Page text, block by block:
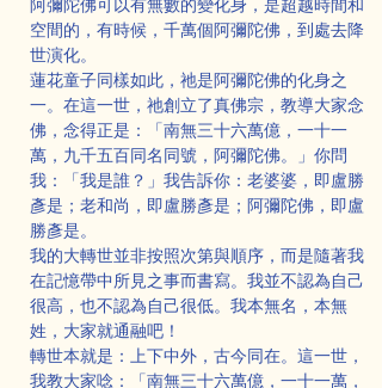
阿彌陀佛可以有無數的變化身，是超越時間和
空間的，有時候，千萬個阿彌陀佛，到處去降
世演化。
蓮花童子同樣如此，祂是阿彌陀佛的化身之
一。在這一世，祂創立了真佛宗，教導大家念
佛，念得正是：「南無三十六萬億，一十一
萬，九千五百同名同號，阿彌陀佛。」你問
我：「我是誰？」我告訴你：老婆婆，即盧勝
彥是；老和尚，即盧勝彥是；阿彌陀佛，即盧
勝彥是。
我的大轉世並非按照次第與順序，而是隨著我
在記憶帶中所見之事而書寫。我並不認為自己
很高，也不認為自己很低。我本無名，本無
姓，大家就通融吧！
轉世本就是：上下中外，古今同在。這一世，
我教大家唸：「南無三十六萬億，一十一萬，